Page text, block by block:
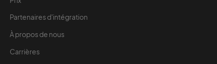
Partenaires d'intégration
À propos de nous
Carrières